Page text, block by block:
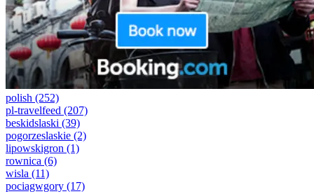
polish (252)
pl-travelfeed (207)
beskidslaski (39)
pogorzeslaskie (2)
lipowskigron (1)
rownica (6)
wisla (11)
pociagwgory (17)